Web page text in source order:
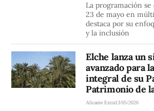
La programación
23 de mayo en
destaca por su
y la inclusión
Elche lanza un
avanzado para
integral de su
Patrimonio de
Alicante Extra13/05/2026